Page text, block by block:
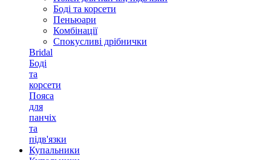
Боді та корсети
Пеньюари
Комбінації
Спокусливі дрібнички
Bridal
Боді
та
корсети
Пояса
для
панчіх
та
підв'язки
Купальники